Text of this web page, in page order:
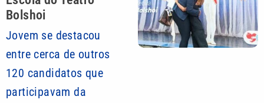
Bolshoi
Jovem se destacou
entre cerca de outros
120 candidatos que
participavam da